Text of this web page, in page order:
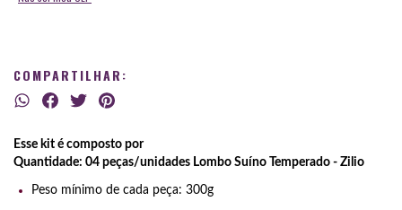
COMPARTILHAR:
Esse kit é composto por
Quantidade: 04 peças/unidades Lombo Suíno Temperado - Zilio
Peso mínimo de cada peça: 300g